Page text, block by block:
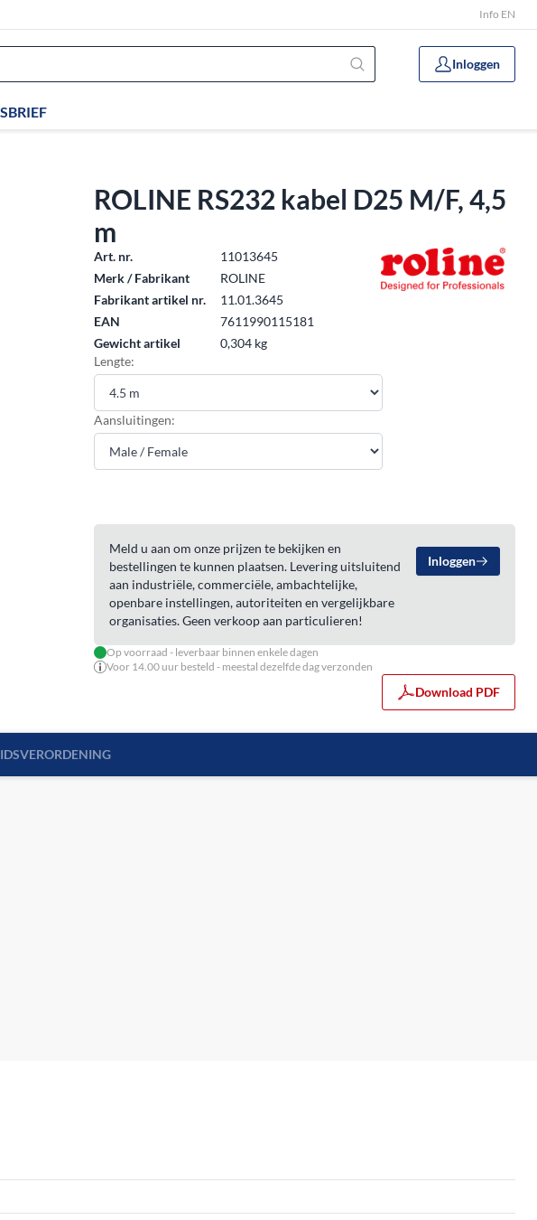
Info EN
Inloggen
ROLINE RS232 kabel D25 M/F, 4,5
m
Art. nr.
11013645
Merk / Fabrikant
ROLINE
Fabrikant artikel nr.
11.01.3645
EAN
7611990115181
Gewicht artikel
0,304 kg
Lengte:
Aansluitingen:
Meld u aan om onze prijzen te bekijken en
bestellingen te kunnen plaatsen. Levering uitsluitend
aan industriële, commerciële, ambachtelijke,
openbare instellingen, autoriteiten en vergelijkbare
organisaties. Geen verkoop aan particulieren!
Inloggen
Op voorraad - leverbaar binnen enkele dagen
Voor 14.00 uur besteld - meestal dezelfde dag verzonden
Download PDF